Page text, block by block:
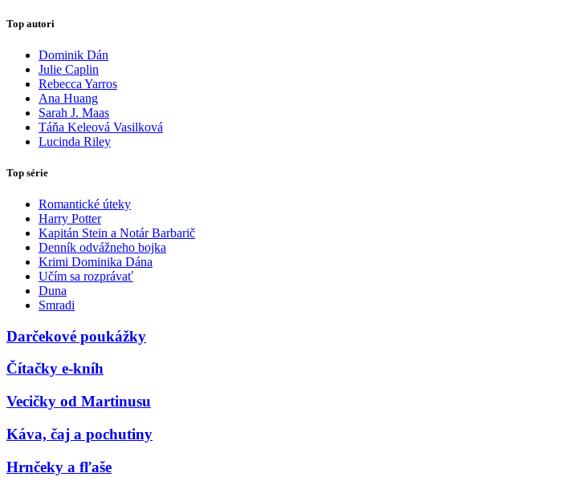
Top autori
Dominik Dán
Julie Caplin
Rebecca Yarros
Ana Huang
Sarah J. Maas
Táňa Keleová Vasilková
Lucinda Riley
Top série
Romantické úteky
Harry Potter
Kapitán Stein a Notár Barbarič
Denník odvážneho bojka
Krimi Dominika Dána
Učím sa rozprávať
Duna
Smradi
Darčekové poukážky
Čítačky e-kníh
Vecičky od Martinusu
Káva, čaj a pochutiny
Hrnčeky a fľaše